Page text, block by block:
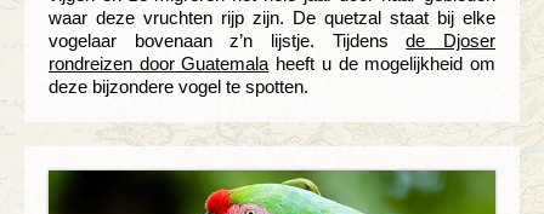
waar deze vruchten rijp zijn. De quetzal staat bij elke
vogelaar bovenaan z’n lijstje. Tijdensde Djoser
rondreizen door Guatemala heeft u de mogelijkheid om
deze bijzondere vogel te spotten.